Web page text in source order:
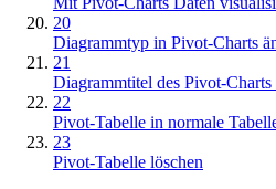
20
Diagrammtyp in Pivot-Charts
21
Diagrammtitel des Pivot-Charts
22
Pivot-Tabelle in normale
23
Pivot-Tabelle löschen